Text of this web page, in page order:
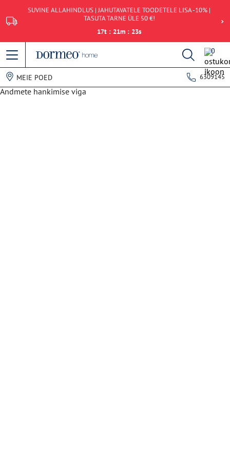
SUVINE ALLAHINDLUS | JAHUTAVATELE TOODETELE LISA -10% |
TASUTA TARNE ÜLE 50 €!
17t : 21m : 22s
0
MEIE POED 6309145
Andmete hankimise viga